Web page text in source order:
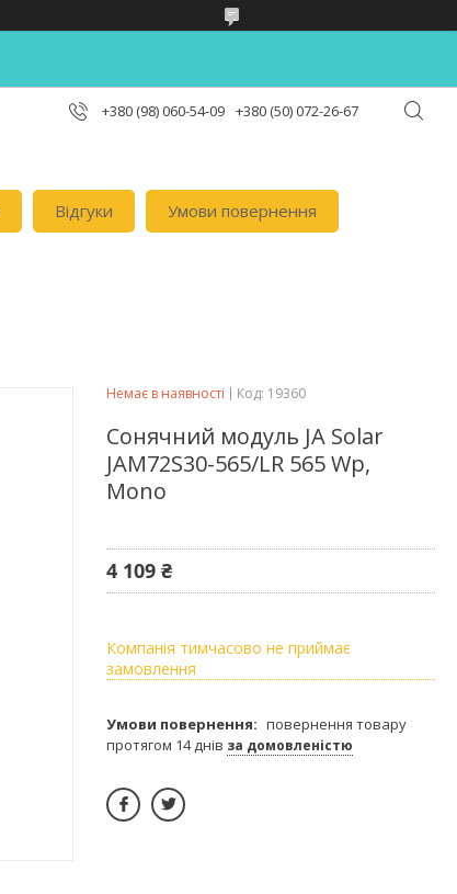
+380 (98) 060-54-09 +380 (50) 072-26-67
Відгуки
Умови повернення
Немає в наявності Код: 19360
Сонячний модуль JA Solar
JAM72S30-565/LR 565 Wp,
Mono
4 109 ₴
Компанія тимчасово не приймає
замовлення
повернення товару
протягом 14 днів за домовленістю